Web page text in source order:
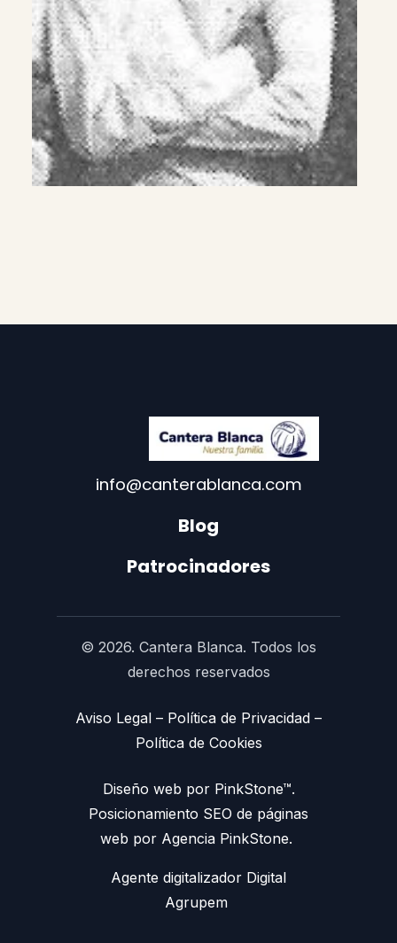
info@canterablanca.com
Blog
Patrocinadores
© 2026. Cantera Blanca. Todos los
derechos reservados
Aviso Legal – Política de Privacidad –
Política de Cookies
Diseño web por PinkStone™.
Posicionamiento SEO de páginas
web por Agencia PinkStone.
Agente digitalizador Digital
Agrupem